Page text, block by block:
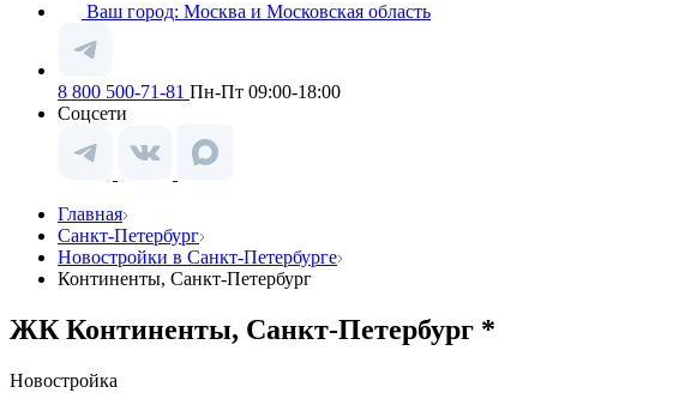
Ваш город: Москва и Московская область
8 800 500-71-81 Пн-Пт 09:00-18:00
Соцсети
Главная
Санкт-Петербург
Новостройки в Санкт-Петербурге
Континенты, Санкт-Петербург
ЖК Континенты, Санкт-Петербург *
Новостройка